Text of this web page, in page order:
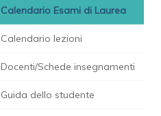
Calendario Esami di Laurea
Calendario lezioni
Docenti/Schede insegnamenti
Guida dello studente